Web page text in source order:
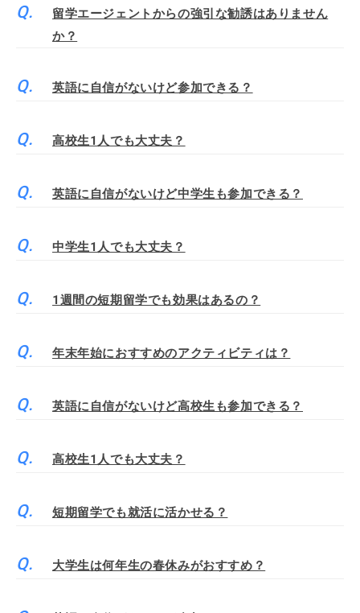
留学エージェントからの強引な勧誘はありません
か？
英語に自信がないけど参加できる？
高校生1人でも大丈夫？
英語に自信がないけど中学生も参加できる？
中学生1人でも大丈夫？
1週間の短期留学でも効果はあるの？
年末年始におすすめのアクティビティは？
英語に自信がないけど高校生も参加できる？
高校生1人でも大丈夫？
短期留学でも就活に活かせる？
大学生は何年生の春休みがおすすめ？